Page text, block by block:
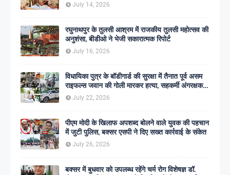
July 14, 2026
रघुनाथपुर के तुलसी आश्रम में राजकीय तुलसी महोत्सव की
अनुशंसा, बीडीओ ने भेजी सकारात्मक रिपोर्ट
July 16, 2026
विधायिका पुत्र के बॉडीगार्ड की सुरक्षा में तैनात पूर्व असम
राइफल्स जवान की गोली मारकर हत्या, सहकर्मी अंगरक्षक
गिरफ्तार
July 22, 2026
पीएम मोदी के खिलाफ अपशब्द बोलने वाले युवक की पहचान
में जुटी पुलिस, बक्सर एसपी ने दिए सख्त कार्रवाई के संकेत
July 26, 2026
बक्सर में बुधवार को उपलब्ध रहेंगे चर्म रोग विशेषज्ञ डॉ.